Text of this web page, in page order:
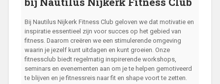
Bij Nautilus Nijkerk Fitness Club geloven we dat motivatie en
inspiratie essentieel zijn voor succes op het gebied van
fitness. Daarom creëren we een stimulerende omgeving
waarin je jezelf kunt uitdagen en kunt groeien. Onze
fitnessclub biedt regelmatig inspirerende workshops,
seminars en evenementen aan om je te helpen gemotiveerd
te blijven en je fitnessreis naar fit en shape voort te zetten.